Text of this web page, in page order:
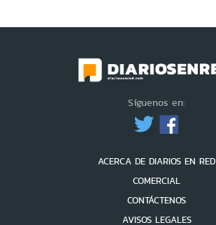
Síguenos en:
ACERCA DE DIARIOS EN RED
COMERCIAL
CONTÁCTENOS
AVISOS LEGALES